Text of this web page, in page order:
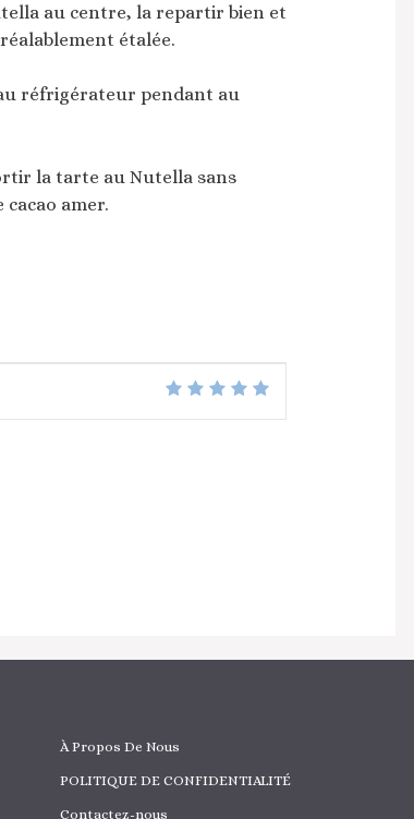
au centre, la repartir bien et
étalée.
réfrigérateur pendant au
la tarte au Nutella sans
amer.
À Propos De Nous
POLITIQUE DE CONFIDENTIALITÉ
Contactez-nous